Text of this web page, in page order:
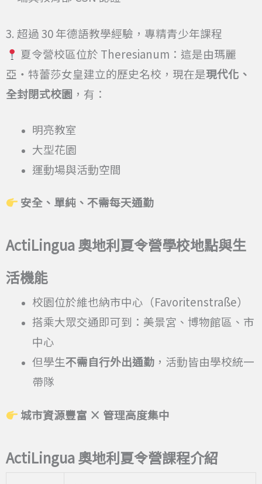
3. 超過 30 年德語教學經驗，專精青少年課程
夏令營校區位於 Theresianum：這是由瑪麗
亞・特蕾莎女皇建立的歷史名校，現在是現代化、
全封閉式校園 ，有：
明亮教室
大型花園
運動場與活動空間
安全、單純、不需每天通勤
ActiLingua奧地利夏令營學校地點與生
活機能
校園位於維也納市中心（Favoritenstraße）
搭乘大眾交通即可到：美景宮、博物館區、市
中心
但學生不需自行外出通勤 ，活動皆由學校統一
帶隊
城市資源豐富 × 管理高度集中
ActiLingua奧地利夏令營課程介紹